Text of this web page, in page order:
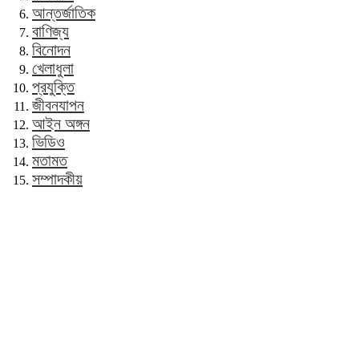
আন্তর্জাতিক
বাণিজ্য
বিনোদন
খেলাধুলা
প্রযুক্তি
জীবনযাপন
আইন অঙ্গন
ভিডিও
মতামত
সম্পাদকীয়